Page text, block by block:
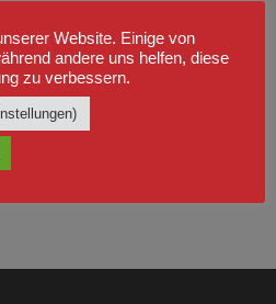
Website. Einige von
andere uns helfen, diese
zu verbessern.